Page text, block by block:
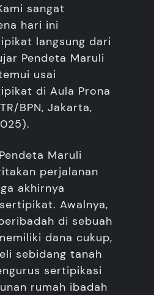
sangat
hari ini
langsung dari
Pendeta Maruli
usai
di Aula Prona
BPN, Jakarta,
Maruli
perjalanan
akhirnya
Awalnya,
di sebuah
dana cukup,
sebidang tanah
sertipikasi
rumah ibadah